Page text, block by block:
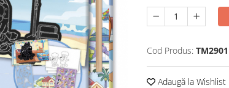
Cod Produs:
Adaugă la Wishlist